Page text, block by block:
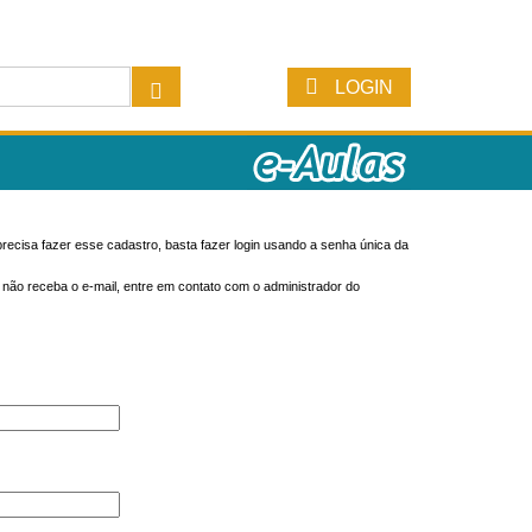
LOGIN
fazer esse cadastro, basta fazer login usando a senha única da
receba o e-mail, entre em contato com o administrador do